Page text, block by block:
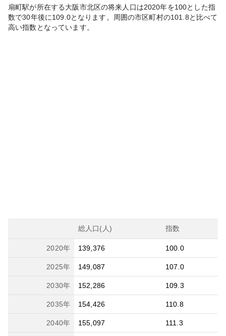
扇町駅が所在する大阪市北区の将来人口は2020年を100とした指
数で30年後に109.0となります。 周囲の市区町村の101.8と比べて
高い指数となっています。
総人口(人) 指数
2020年 139,376 100.0
2025年 149,087 107.0
2030年 152,286 109.3
2035年 154,426 110.8
2040年 155,097 111.3